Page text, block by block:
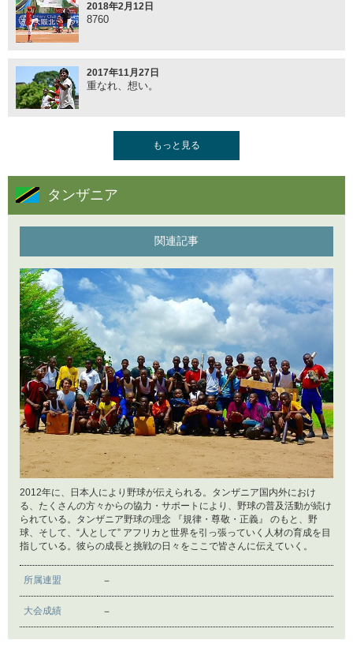
国内クラブチーム大会 Vol.2 (付加価値の提供)
国内クラブチーム大会開催 (インドネシア代表チーム
選手セレクション)
2016年11月24日
ワールド・ベースボール・クラシック 予選について
2016年11月16日
第19回 インドネシア国民体育大会 開催
2016年10月11日
Fu×Bic 野球キャラバン スラバヤ編
2016年10月5日
第11回 BFA U-18 アジア選手権 Vol.5～ストレッチング
トレーナの導入～
2016年9月27日
第11回 BFA U-18アジア選手権 Vol.4
2016年9月15日
第11回 BFA U-18アジア選手権 Vol.3
2016年9月13日
2018年2月12日
8760
2017年11月27日
重なれ、想い。
現地とともにあれ。
2017年6月16日
イロンナミカタ
2017年5月11日
俺たちの“ KOSHIEN ”
2017年3月28日
はじまりと今
もっと見る
タンザニア
関連記事
2012年に、日本人により野球が伝えられる。タンザニア国内外におけ
る、たくさんの方々からの協力・サポートにより、野球の普及活動が続け
られている。タンザニア野球の理念 『規律・尊敬・正義』 のもと、野
球、そして、“人として” アフリカと世界を引っ張っていく人材の育成を目
指している。彼らの成長と挑戦の日々をここで皆さんに伝えていく。
所属連盟 －
大会成績 －